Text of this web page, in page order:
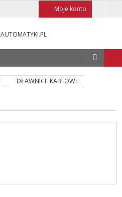
Moje konto
DŁAWNICE KABLOWE